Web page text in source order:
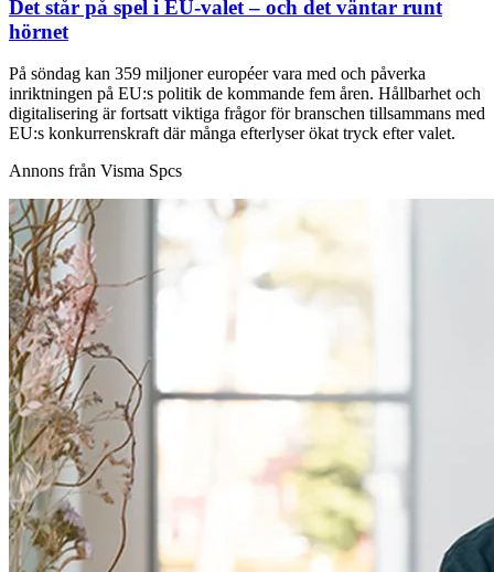
Det står på spel i EU-valet – och det väntar runt
hörnet
På söndag kan 359 miljoner européer vara med och påverka
inriktningen på EU:s politik de kommande fem åren. Hållbarhet och
digitalisering är fortsatt viktiga frågor för branschen tillsammans med
EU:s konkurrenskraft där många efterlyser ökat tryck efter valet.
Annons från Visma Spcs